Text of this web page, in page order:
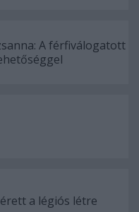
A férfiválogatott
a légiós létre